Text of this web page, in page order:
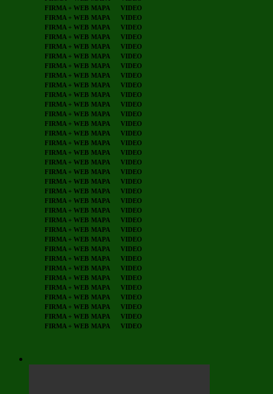
FIRMA + WEB MAPA
VIDEO
FIRMA + WEB MAPA
VIDEO
FIRMA + WEB MAPA
VIDEO
FIRMA + WEB MAPA
VIDEO
FIRMA + WEB MAPA
VIDEO
FIRMA + WEB MAPA
VIDEO
FIRMA + WEB MAPA
VIDEO
FIRMA + WEB MAPA
VIDEO
FIRMA + WEB MAPA
VIDEO
FIRMA + WEB MAPA
VIDEO
FIRMA + WEB MAPA
VIDEO
FIRMA + WEB MAPA
VIDEO
FIRMA + WEB MAPA
VIDEO
FIRMA + WEB MAPA
VIDEO
FIRMA + WEB MAPA
VIDEO
FIRMA + WEB MAPA
VIDEO
FIRMA + WEB MAPA
VIDEO
FIRMA + WEB MAPA
VIDEO
FIRMA + WEB MAPA
VIDEO
FIRMA + WEB MAPA
VIDEO
FIRMA + WEB MAPA
VIDEO
FIRMA + WEB MAPA
VIDEO
FIRMA + WEB MAPA
VIDEO
FIRMA + WEB MAPA
VIDEO
FIRMA + WEB MAPA
VIDEO
FIRMA + WEB MAPA
VIDEO
FIRMA + WEB MAPA
VIDEO
FIRMA + WEB MAPA
VIDEO
FIRMA + WEB MAPA
VIDEO
FIRMA + WEB MAPA
VIDEO
FIRMA + WEB MAPA
VIDEO
FIRMA + WEB MAPA
VIDEO
FIRMA + WEB MAPA
VIDEO
FIRMA + WEB MAPA VIDEO